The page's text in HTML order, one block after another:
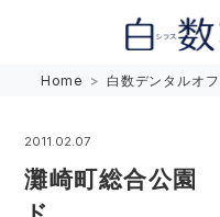
Home > 白数デンタルオ
2011.02.07
灘崎町総合公園